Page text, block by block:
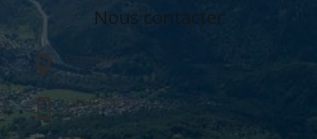
Nous contacter
 Espace Nieder
 +33 6 07 50 91 20